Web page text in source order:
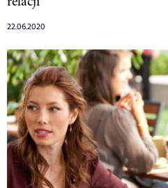
22.06.2020